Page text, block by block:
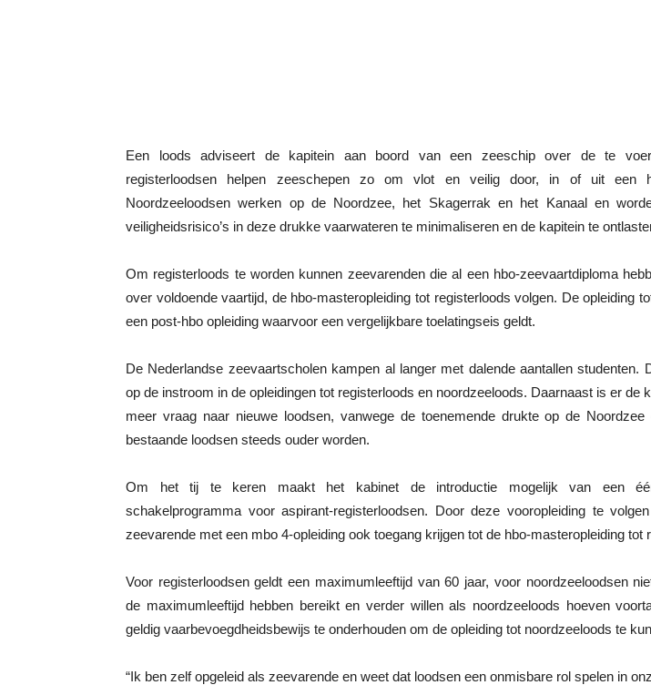
Een loods adviseert de kapitein aan boord van een zeeschip over de te
registerloodsen helpen zeeschepen zo om vlot en veilig door, in of uit een
Noordzeeloodsen werken op de Noordzee, het Skagerrak en het Kanaal en
veiligheidsrisico’s in deze drukke vaarwateren te minimaliseren en de kapitein te
Om registerloods te worden kunnen zeevarenden die al een hbo-zeevaartdiploma
over voldoende vaartijd, de hbo-masteropleiding tot registerloods volgen. De opleiding
een post-hbo opleiding waarvoor een vergelijkbare toelatingseis geldt.
De Nederlandse zeevaartscholen kampen al langer met dalende aantallen studenten.
op de instroom in de opleidingen tot registerloods en noordzeeloods. Daarnaast is er de
meer vraag naar nieuwe loodsen, vanwege de toenemende drukte op de
bestaande loodsen steeds ouder worden.
Om het tij te keren maakt het kabinet de introductie mogelijk van een
schakelprogramma voor aspirant-registerloodsen. Door deze vooropleiding te
zeevarende met een mbo 4-opleiding ook toegang krijgen tot de hbo-masteropleiding tot
Voor registerloodsen geldt een maximumleeftijd van 60 jaar, voor noordzeeloodsen
de maximumleeftijd hebben bereikt en verder willen als noordzeeloods hoeven
geldig vaarbevoegdheidsbewijs te onderhouden om de opleiding tot noordzeeloods te
“Ik ben zelf opgeleid als zeevarende en weet dat loodsen een onmisbare rol spelen in